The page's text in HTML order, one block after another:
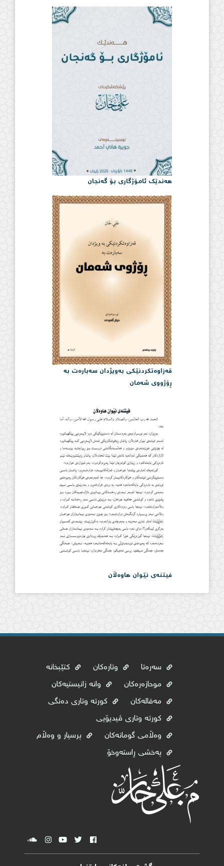
هەندێک ئامۆژگاری بۆ گەنجان
قەزاوەتكردنێكی بەویژدان سەبارەت بە
ڕۆژووی شەمان
فیتنەی نێوان هاوەڵان
سەرەتا وتارەکان
کتێبخانە
موحازەرەکان
وانە زانیستیەکان
مەقالەکان
کورتە وتاری دەنگی
کورتە وتاری ڤیدیۆیی
وه‌ڵامی گومانه‌كان
پرسیار و وەڵام
پەخشی ڕاستەوخۆ